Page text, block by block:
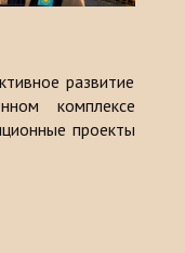
развитие
комплексе
проекты